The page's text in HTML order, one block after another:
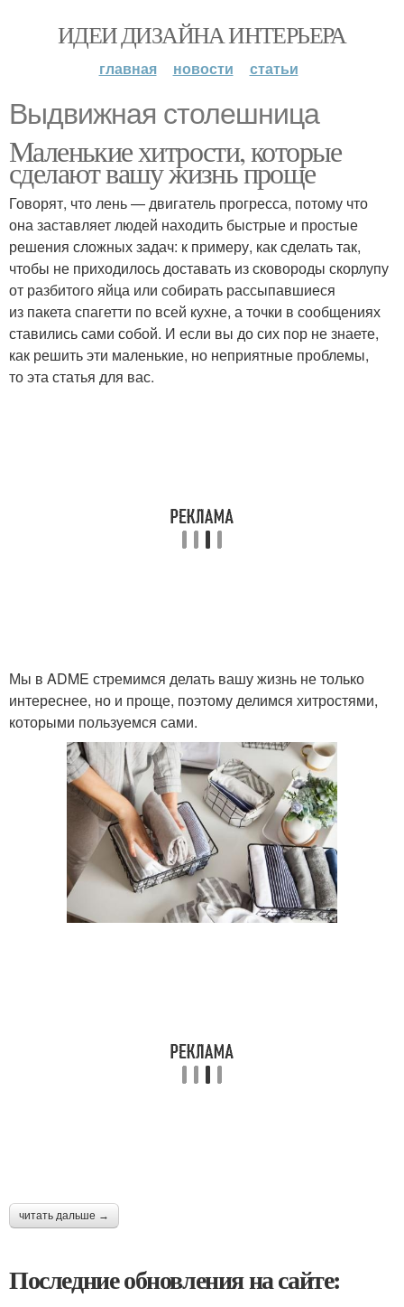
ИДЕИ ДИЗАЙНА ИНТЕРЬЕРА
главная новости статьи
Выдвижная столешница
Маленькие хитрости, которые
сделают вашу жизнь проще
Говорят, что лень — двигатель прогресса, потому что
она заставляет людей находить быстрые и простые
решения сложных задач: к примеру, как сделать так,
чтобы не приходилось доставать из сковороды скорлупу
от разбитого яйца или собирать рассыпавшиеся
из пакета спагетти по всей кухне, а точки в сообщениях
ставились сами собой. И если вы до сих пор не знаете,
как решить эти маленькие, но неприятные проблемы,
то эта статья для вас.
Мы в ADME стремимся делать вашу жизнь не только
интереснее, но и проще, поэтому делимся хитростями,
которыми пользуемся сами.
читать дальше →
Последние обновления на сайте: